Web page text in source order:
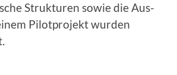
Strukturen sowie die Aus-
Pilotprojekt wurden